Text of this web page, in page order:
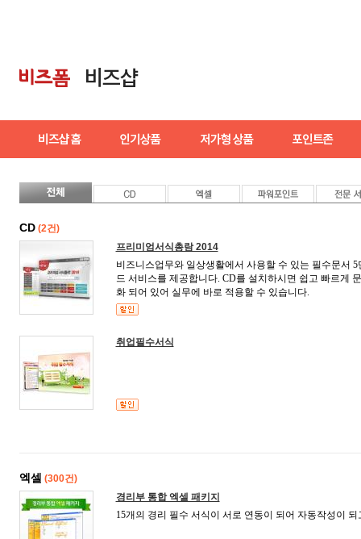
CD (2건)
프리미엄서식총람 2014
비즈니스업무와 일상생활에서 사용할 수 있는 필수문서
드 서비스를 제공합니다. CD를 설치하시면 쉽고 빠르게
화 되어 있어 실무에 바로 적용할 수 있습니다.
취업필수서식
엑셀 (300건)
경리부 통합 엑셀 패키지
15개의 경리 필수 서식이 서로 연동이 되어 자동작성이